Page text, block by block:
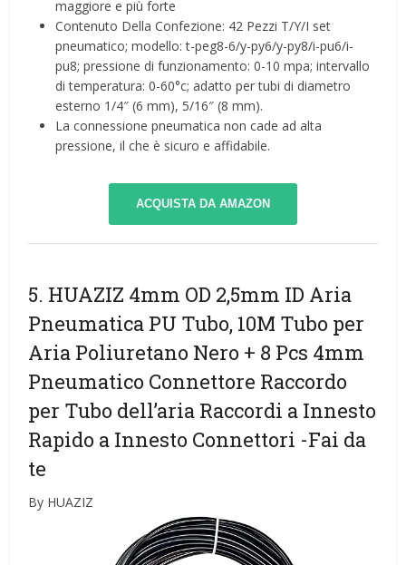
maggiore e più forte
Contenuto Della Confezione: 42 Pezzi T/Y/I set
pneumatico; modello: t-peg8-6/y-py6/y-py8/i-pu6/i-
pu8; pressione di funzionamento: 0-10 mpa; intervallo
di temperatura: 0-60°c; adatto per tubi di diametro
esterno 1/4″ (6 mm), 5/16″ (8 mm).
La connessione pneumatica non cade ad alta
pressione, il che è sicuro e affidabile.
ACQUISTA DA AMAZON
5. HUAZIZ 4mm OD 2,5mm ID Aria
Pneumatica PU Tubo, 10M Tubo per
Aria Poliuretano Nero + 8 Pcs 4mm
Pneumatico Connettore Raccordo
per Tubo dell’aria Raccordi a Innesto
Rapido a Innesto Connettori -Fai da
te
By HUAZIZ